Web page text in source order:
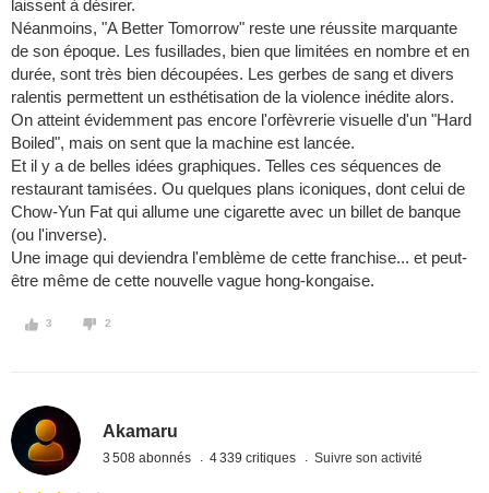
laissent à désirer.
Néanmoins, "A Better Tomorrow" reste une réussite marquante
de son époque. Les fusillades, bien que limitées en nombre et en
durée, sont très bien découpées. Les gerbes de sang et divers
ralentis permettent un esthétisation de la violence inédite alors.
On atteint évidemment pas encore l'orfèvrerie visuelle d'un "Hard
Boiled", mais on sent que la machine est lancée.
Et il y a de belles idées graphiques. Telles ces séquences de
restaurant tamisées. Ou quelques plans iconiques, dont celui de
Chow-Yun Fat qui allume une cigarette avec un billet de banque
(ou l'inverse).
Une image qui deviendra l'emblème de cette franchise... et peut-
être même de cette nouvelle vague hong-kongaise.
3 2
Akamaru
3 508 abonnés 4 339 critiques Suivre son activité